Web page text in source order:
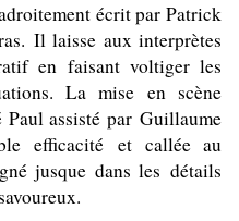
écrit par Patrick
Il laisse aux interprètes
en faisant voltiger les
La mise en scène
Paul assisté par Guillaume
efficacité et callée au
jusque dans les détails